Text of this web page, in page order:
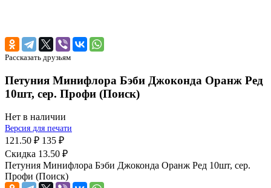
Рассказать друзьям
Петуния Минифлора Бэби Джоконда Оранж Ред
10шт, сер. Профи (Поиск)
Нет в наличии
Версия для печати
121.50 ₽ 135 ₽
Скидка 13.50 ₽
Петуния Минифлора Бэби Джоконда Оранж Ред 10шт, сер.
Профи (Поиск)